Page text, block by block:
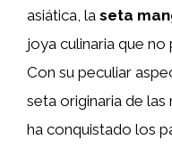
asiática, la seta
joya culinaria que no
Con su peculiar
seta originaria de
ha conquistado los